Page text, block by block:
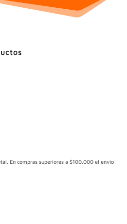
En compras superiores a $100.000 el envío